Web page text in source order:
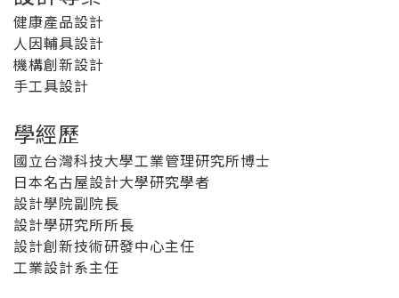
健康產品設計
人因輔具設計
機構創新設計
手工具設計
學經歷
國立台灣科技大學工業管理研究所博士
日本名古屋設計大學研究學者
設計學院副院長
設計學研究所所長
設計創新技術研發中心主任
工業設計系主任